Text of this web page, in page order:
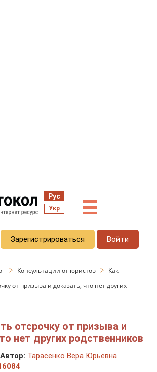
Рус
Укр ☰
Зарегистрироваться Войти
Консультации от юристов
Как
от призыва и доказать, что нет других
отсрочку от призыва и
нет других родственников
Автор: Тарасенко Вера Юрьевна